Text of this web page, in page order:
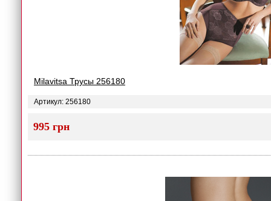
Milavitsa Трусы 256180
Артикул: 256180
995 грн